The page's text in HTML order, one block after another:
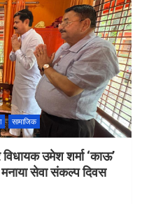
सामाजिक
उमेश शर्मा ‘काऊ’
सेवा संकल्प दिवस